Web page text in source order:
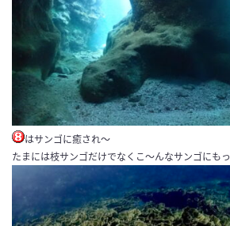
はサンゴに癒され〜
たまには枝サンゴだけでなくこ〜んなサンゴにもっ